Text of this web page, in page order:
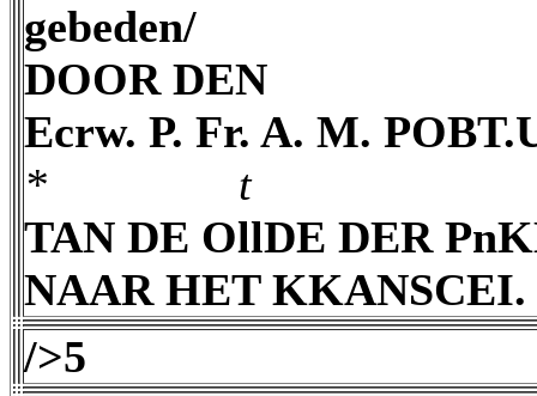
gebeden/
DOOR DEN
Ecrw. P. Fr. A. M.
* t
TAN DE OllDE DER
NAAR HET KKANSCEI.
/>5